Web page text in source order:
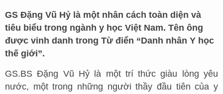
GS Đặng Vũ Hỷ là một nhân cách toàn diện và
tiêu biểu trong ngành y học Việt Nam. Tên ông
được vinh danh trong Từ điển “Danh nhân Y học
thế giới”.
GS.BS Đặng Vũ Hỷ là một trí thức giàu lòng yêu
nước, một trong những người thầy đầu tiên của y